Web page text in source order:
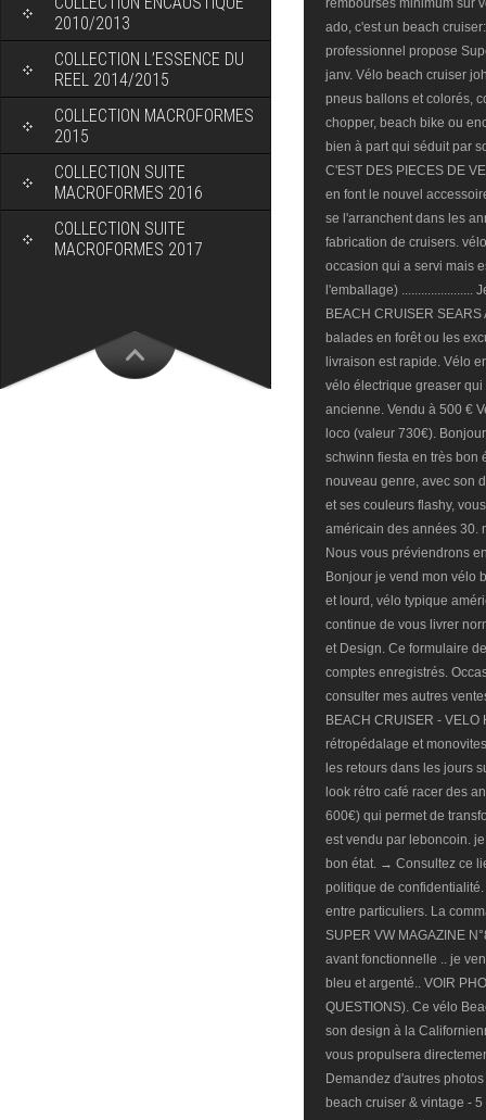
2010/2013
COLLECTION L’ESSENCE DU
REEL 2014/2015
COLLECTION MACROFORMES
2015
COLLECTION SUITE
MACROFORMES 2016
COLLECTION SUITE
MACROFORMES 2017